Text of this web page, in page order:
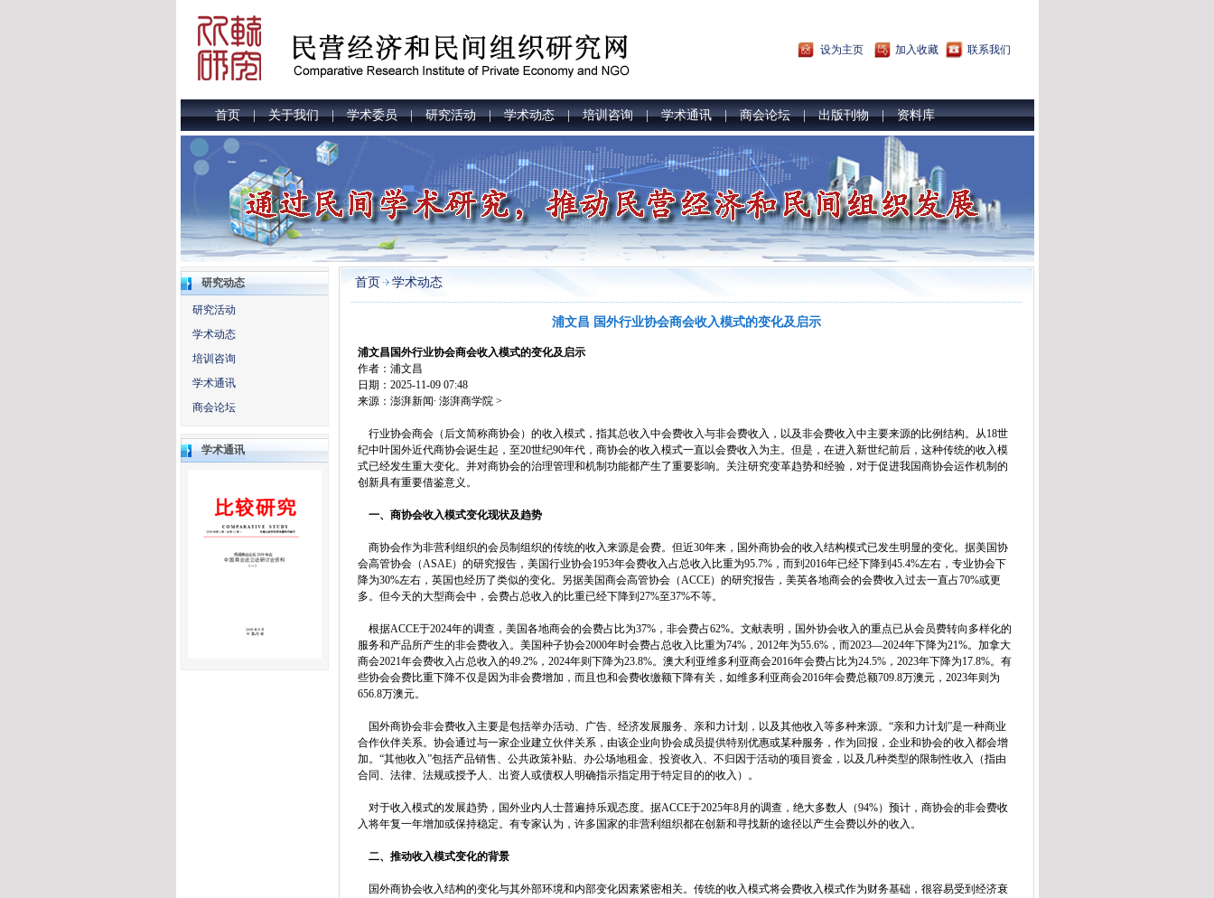
设为主页 加入收藏 联系我们
首页|关于我们|学术委员|研究活动|学术动态|培训咨询|学术通讯|商会论坛|出版刊物|资料库
研究动态
研究活动
学术动态
培训咨询
学术通讯
商会论坛
学术通讯
首页 学术动态
浦文昌 国外行业协会商会收入模式的变化及启示
浦文昌国外行业协会商会收入模式的变化及启示
作者：浦文昌
日期：2025-11-09 07:48
来源：澎湃新闻∙ 澎湃商学院 >
行业协会商会（后文简称商协会）的收入模式，指其总收入中会费收入与非会费收入，以及非会费收入中主要来源的比例结构。从18世
纪中叶国外近代商协会诞生起，至20世纪90年代，商协会的收入模式一直以会费收入为主。但是，在进入新世纪前后，这种传统的收入模
式已经发生重大变化。并对商协会的治理管理和机制功能都产生了重要影响。关注研究变革趋势和经验，对于促进我国商协会运作机制的
创新具有重要借鉴意义。
一、商协会收入模式变化现状及趋势
商协会作为非营利组织的会员制组织的传统的收入来源是会费。但近30年来，国外商协会的收入结构模式已发生明显的变化。据美国协
会高管协会（ASAE）的研究报告，美国行业协会1953年会费收入占总收入比重为95.7%，而到2016年已经下降到45.4%左右，专业协会下
降为30%左右，英国也经历了类似的变化。另据美国商会高管协会（ACCE）的研究报告，美英各地商会的会费收入过去一直占70%或更
多。但今天的大型商会中，会费占总收入的比重已经下降到27%至37%不等。
根据ACCE于2024年的调查，美国各地商会的会费占比为37%，非会费占62%。文献表明，国外协会收入的重点已从会员费转向多样化的
服务和产品所产生的非会费收入。美国种子协会2000年时会费占总收入比重为74%，2012年为55.6%，而2023—2024年下降为21%。加拿大
商会2021年会费收入占总收入的49.2%，2024年则下降为23.8%。澳大利亚维多利亚商会2016年会费占比为24.5%，2023年下降为17.8%。有
些协会会费比重下降不仅是因为非会费增加，而且也和会费收缴额下降有关，如维多利亚商会2016年会费总额709.8万澳元，2023年则为
656.8万澳元。
国外商协会非会费收入主要是包括举办活动、广告、经济发展服务、亲和力计划，以及其他收入等多种来源。“亲和力计划”是一种商业
合作伙伴关系。协会通过与一家企业建立伙伴关系，由该企业向协会成员提供特别优惠或某种服务，作为回报，企业和协会的收入都会增
加。“其他收入”包括产品销售、公共政策补贴、办公场地租金、投资收入、不归因于活动的项目资金，以及几种类型的限制性收入（指由
合同、法律、法规或授予人、出资人或债权人明确指示指定用于特定目的的收入）。
对于收入模式的发展趋势，国外业内人士普遍持乐观态度。据ACCE于2025年8月的调查，绝大多数人（94%）预计，商协会的非会费收
入将年复一年增加或保持稳定。有专家认为，许多国家的非营利组织都在创新和寻找新的途径以产生会费以外的收入。
二、推动收入模式变化的背景
国外商协会收入结构的变化与其外部环境和内部变化因素紧密相关。传统的收入模式将会费收入模式作为财务基础，很容易受到经济衰